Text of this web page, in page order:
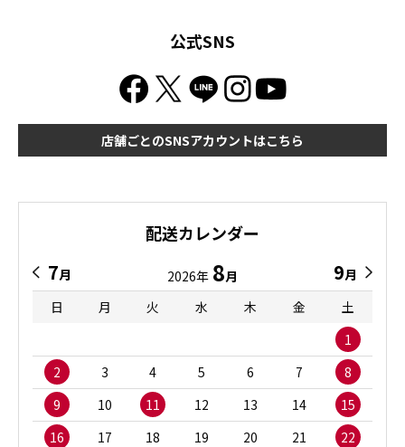
公式SNS
店舗ごとのSNSアカウントはこちら
配送カレンダー
7月 2026年 8月 9月
日
月 火 水 木 金
土
1
2
3 4 5 6 7
8
9
10 11 12 13 14
15
16
17 18 19 20 21
22